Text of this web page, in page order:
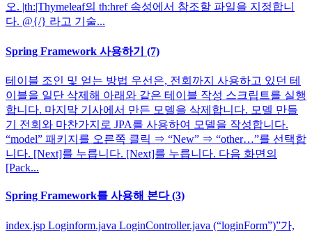
오. |th:|Thymeleaf의 th:href 속성에서 참조할 파일을 지정합니
다. @{/} 라고 기술...
Spring Framework 사용하기 (7)
테이블 조인 및 얻는 방법 우선은, 전회까지 사용하고 있던 테
이블을 일단 삭제해 아래와 같은 테이블 작성 스크립트를 실행
합니다. 마지막 기사에서 만든 모델을 삭제합니다. 모델 만들
기 전회와 마찬가지로 JPA를 사용하여 모델을 작성합니다.
“model” 패키지를 오른쪽 클릭 ⇒ “New” ⇒ “other…”를 선택합
니다. [Next]를 누릅니다. [Next]를 누릅니다. 다음 화면의
[Pack...
Spring Framework를 사용해 본다 (3)
index.jsp Loginform.java LoginController.java (“loginForm”)”가,